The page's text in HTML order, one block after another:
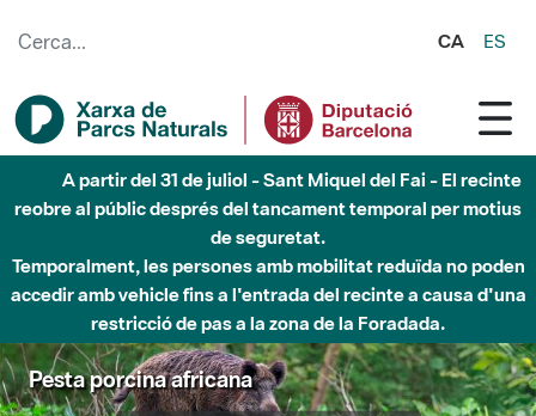
CA ES
A partir del 31 de juliol - Sant Miquel del Fai - El recinte
reobre al públic després del tancament temporal per motius
de seguretat.
Temporalment, les persones amb mobilitat reduïda no poden
accedir amb vehicle fins a l'entrada del recinte a causa d'una
restricció de pas a la zona de la Foradada.
Pesta porcina africana